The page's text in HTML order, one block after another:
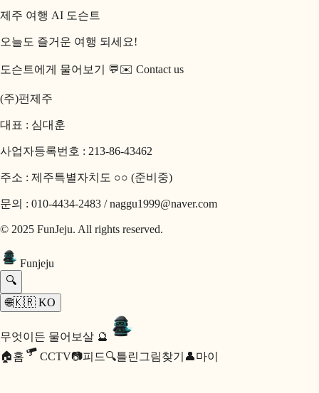
제주 여행 AI 도슨트
오늘도 즐거운 여행 되세요!
도슨트에게 물어보기 💬✉️ Contact us
(주)펀제주
대표 : 심대훈
사업자등록번호 : 213-86-43462
주소 : 제주특별자치도 ○○ (준비중)
문의 : 010-4434-2483 / naggu1999@naver.com
© 2025 FunJeju. All rights reserved.
Funjeju
🔍
🌐🇰🇷 KO
무엇이든 물어보살 🔮
🏠홈 CCTV📷피드🔍틀린그림찾기 👤마이